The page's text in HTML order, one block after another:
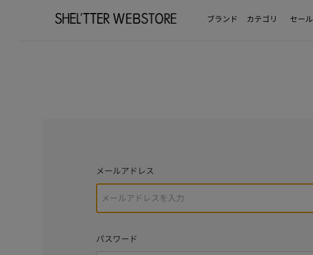
ブランド カテゴリ セール
メールアドレス
パスワード